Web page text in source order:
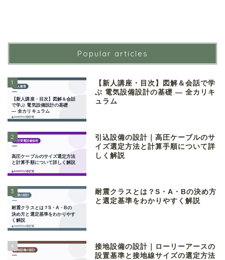
Popular articles
1
【新人講座・目次】図解＆会話で学
ぶ 電気設備設計の基礎 ― 全カリキ
ュラム
2
引込設備の設計｜高圧ケーブルのサ
イズ選定方法と計算手順について詳
しく解説
3
耐震クラスとは？S・A・Bの決め方
と選定基準をわかりやすく解説
4
接地設備の設計｜ローリーアースの
設置基準と接地線サイズの選定方法